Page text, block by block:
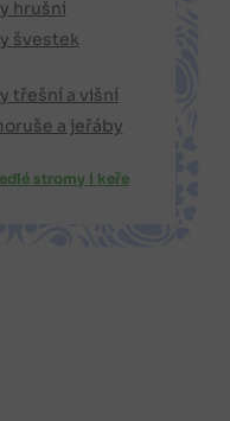
hrušní
švestek
třešní a višní
a jeřáby
stromy i keře